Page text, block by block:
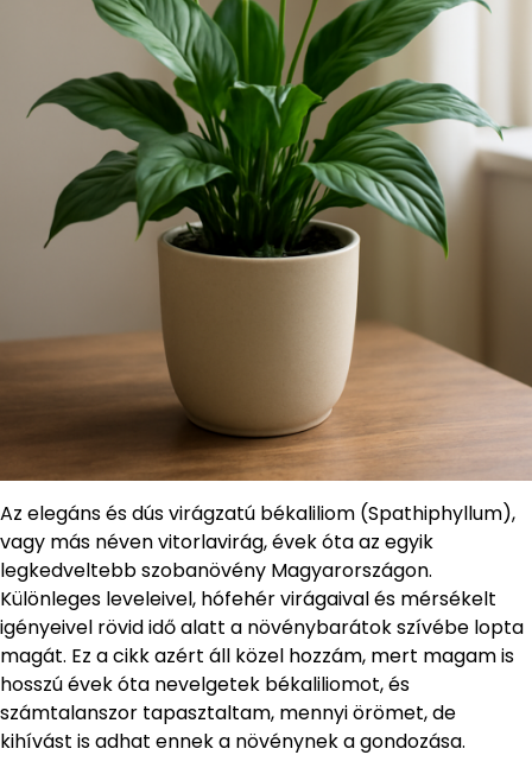
Az elegáns és dús virágzatú békaliliom (Spathiphyllum),
vagy más néven vitorlavirág, évek óta az egyik
legkedveltebb szobanövény Magyarországon.
Különleges leveleivel, hófehér virágaival és mérsékelt
igényeivel rövid idő alatt a növénybarátok szívébe lopta
magát. Ez a cikk azért áll közel hozzám, mert magam is
hosszú évek óta nevelgetek békaliliomot, és
számtalanszor tapasztaltam, mennyi örömet, de
kihívást is adhat ennek a növénynek a gondozása.